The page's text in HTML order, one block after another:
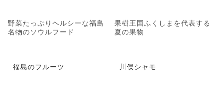
野菜たっぷりヘルシーな福島
名物のソウルフード
果樹王国ふくしまを代表する
夏の果物
福島のフルーツ 川俣シャモ